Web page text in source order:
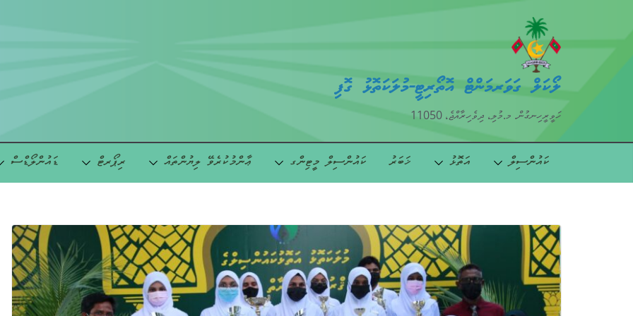
ލޯކަލް ގަވަރމަންޓް އޮތޯރިޓީ-މުލަކަތޮޅު ގޮފި
ހަވީރީހިނގުން. މ.މުލި، ދިވެހިރާއްޖެ، 11050
ކައުންސިލް އަތޮޅު ޚަބަރު ކައުންސިލް މީޓިންގ ޢާންމުކުރެވޭ ލިޔުންތައް ރިޕޯރޓް ޑައުންލޯޑްސް